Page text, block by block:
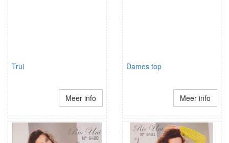
Trui
Meer info
Dames top
Meer info